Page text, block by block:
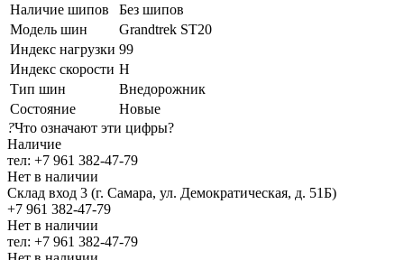
Наличие шипов
Без шипов
Модель шин
Grandtrek ST20
Индекс нагрузки 99
Индекс скорости H
Тип шин
Внедорожник
Состояние
Новые
?Что означают эти цифры?
Наличие
тел: +7 961 382-47-79
Нет в наличии
Склад вход 3 (г. Самара, ул. Демократическая, д. 51Б)
+7 961 382-47-79
Нет в наличии
тел: +7 961 382-47-79